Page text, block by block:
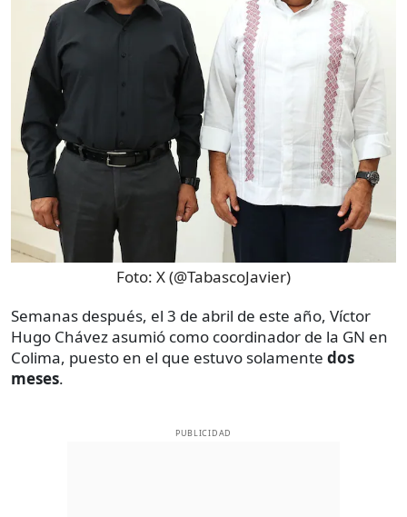
Foto: X (@TabascoJavier)
Semanas después, el 3 de abril de este año, Víctor
Hugo Chávez asumió como coordinador de la GN en
Colima, puesto en el que estuvo solamente dos
meses.
PUBLICIDAD